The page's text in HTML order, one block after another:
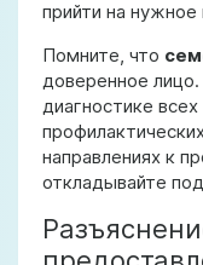
прийти на нужное
Помните, что
доверенное
диагностике
направлениях к
откладывайте